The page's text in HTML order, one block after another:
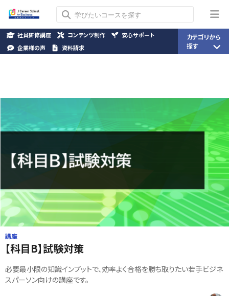
講座
【科目B】試験対策
必要最小限の知識インプットで、効率よく合格を勝ち取りたい若手ビジネ
スパーソン向けの講座です。
社員研修講座 コンテンツ制作
安心サポート
企業様の声
資料請求
カテゴリから
探す